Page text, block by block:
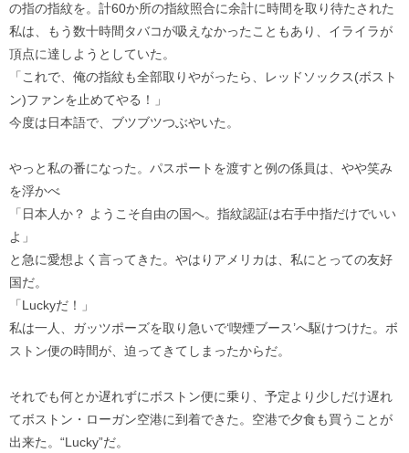
の指の指紋を。計60か所の指紋照合に余計に時間を取り待たされた
私は、もう数十時間タバコが吸えなかったこともあり、イライラが
頂点に達しようとしていた。
「これで、俺の指紋も全部取りやがったら、レッドソックス(ボスト
ン)ファンを止めてやる！」
今度は日本語で、ブツブツつぶやいた。
やっと私の番になった。パスポートを渡すと例の係員は、やや笑み
を浮かべ
「日本人か？ ようこそ自由の国へ。指紋認証は右手中指だけでいい
よ」
と急に愛想よく言ってきた。やはりアメリカは、私にとっての友好
国だ。
「Luckyだ！」
私は一人、ガッツポーズを取り急いで‘喫煙ブース’へ駆けつけた。ボ
ストン便の時間が、迫ってきてしまったからだ。
それでも何とか遅れずにボストン便に乗り、予定より少しだけ遅れ
てボストン・ローガン空港に到着できた。空港で夕食も買うことが
出来た。“Lucky”だ。